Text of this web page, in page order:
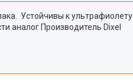
Устойчивы к ультрафиолету
аналог Производитель Dixel